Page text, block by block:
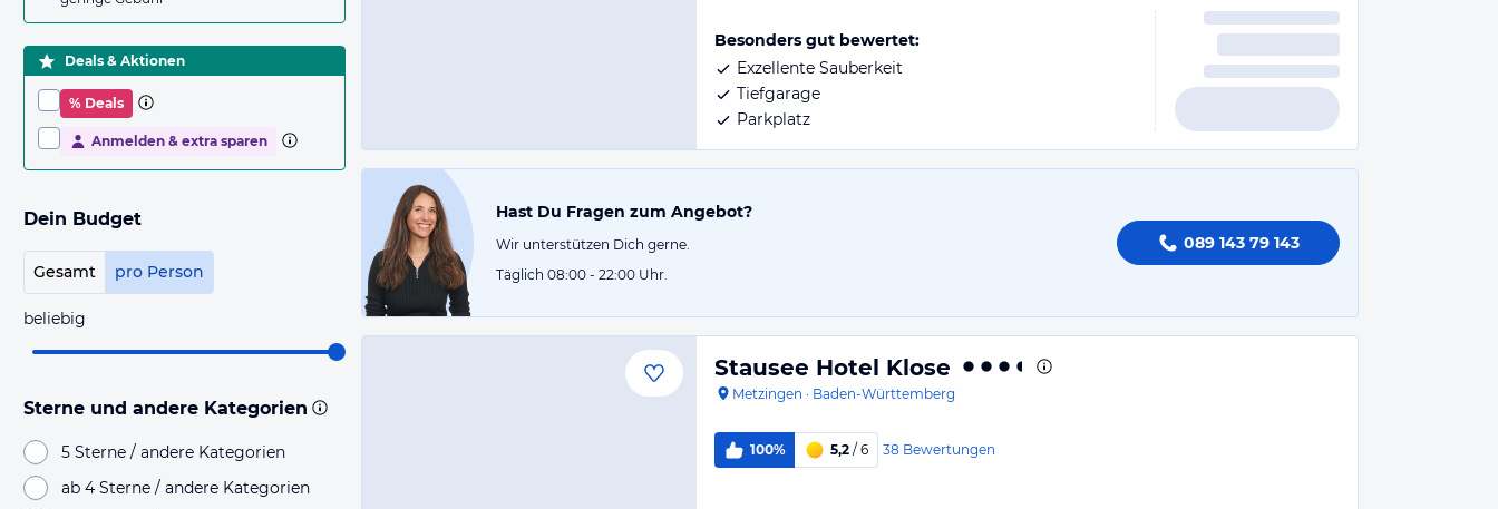
Deals & Aktionen
% Deals
Anmelden & extra sparen
Dein Budget
Gesamt pro Person
beliebig
Sterne und andere Kategorien
5 Sterne / andere Kategorien
ab 4 Sterne / andere Kategorien
Besonders gut bewertet:
Exzellente Sauberkeit
Tiefgarage
Parkplatz
Hast Du Fragen zum Angebot?
Wir unterstützen Dich gerne.
Täglich 08:00 - 22:00 Uhr.
089 143 79 143
Stausee Hotel Klose
Metzingen · Baden-Württemberg
100% 5,2 / 6 38 Bewertungen